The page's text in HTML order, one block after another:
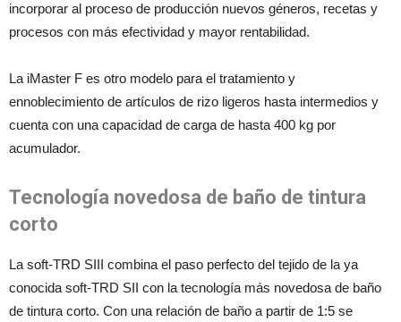
incorporar al proceso de producción nuevos géneros, recetas y
procesos con más efectividad y mayor rentabilidad.
La iMaster F es otro modelo para el tratamiento y
ennoblecimiento de artículos de rizo ligeros hasta intermedios y
cuenta con una capacidad de carga de hasta 400 kg por
acumulador.
Tecnología novedosa de baño de tintura
corto
La soft-TRD SIII combina el paso perfecto del tejido de la ya
conocida soft-TRD SII con la tecnología más novedosa de baño
de tintura corto. Con una relación de baño a partir de 1:5 se